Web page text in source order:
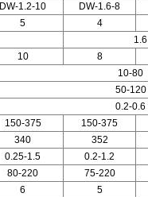
DW-1.2-10
DW-1.6-8
5
4
1.6
10
8
10-80
50-120
0.2-0.6
150-375
150-375
340
352
0.25-1.5
0.2-1.2
80-220
75-220
6
5